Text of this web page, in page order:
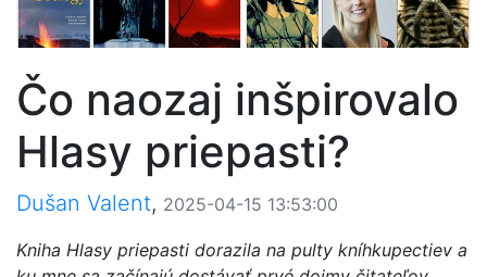
Čo naozaj inšpirovalo
Hlasy priepasti?
Dušan Valent, 2025-04-15 13:53:00
Kniha Hlasy priepasti dorazila na pulty kníhkupectiev a